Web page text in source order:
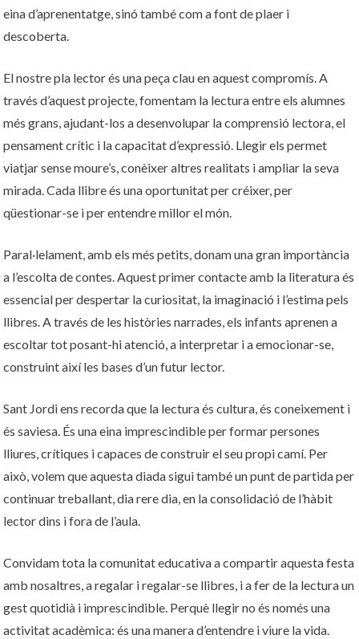
eina d’aprenentatge, sinó també com a font de plaer i
descoberta.
El nostre pla lector és una peça clau en aquest compromís. A
través d’aquest projecte, fomentam la lectura entre els alumnes
més grans, ajudant-los a desenvolupar la comprensió lectora, el
pensament crític i la capacitat d’expressió. Llegir els permet
viatjar sense moure’s, conèixer altres realitats i ampliar la seva
mirada. Cada llibre és una oportunitat per créixer, per
qüestionar-se i per entendre millor el món.
Paral·lelament, amb els més petits, donam una gran importància
a l’escolta de contes. Aquest primer contacte amb la literatura és
essencial per despertar la curiositat, la imaginació i l’estima pels
llibres. A través de les històries narrades, els infants aprenen a
escoltar tot posant-hi atenció, a interpretar i a emocionar-se,
construint així les bases d’un futur lector.
Sant Jordi ens recorda que la lectura és cultura, és coneixement i
és saviesa. És una eina imprescindible per formar persones
lliures, crítiques i capaces de construir el seu propi camí. Per
això, volem que aquesta diada sigui també un punt de partida per
continuar treballant, dia rere dia, en la consolidació de l’hàbit
lector dins i fora de l’aula.
Convidam tota la comunitat educativa a compartir aquesta festa
amb nosaltres, a regalar i regalar-se llibres, i a fer de la lectura un
gest quotidià i imprescindible. Perquè llegir no és només una
activitat acadèmica: és una manera d’entendre i viure la vida.